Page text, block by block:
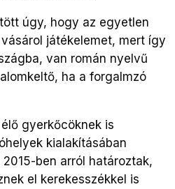
úgy, hogy az egyetlen
játékelemet, mert így
van román nyelvű
ha a forgalmzó
gyerkőcöknek is
kialakításában
2015-ben arról határoztak,
el kerekesszékkel is